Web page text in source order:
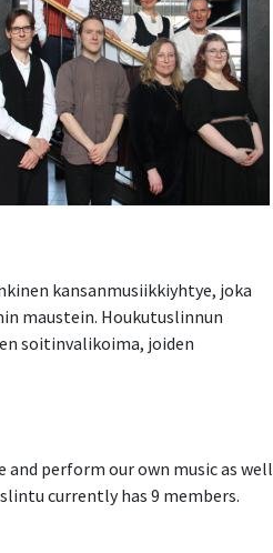
kansanmusiikkiyhtye, joka
maustein. Houkutuslinnun
soitinvalikoima, joiden
perform our own music as well
currently has 9 members.